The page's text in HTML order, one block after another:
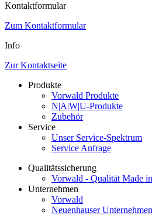
Kontaktformular
Zum Kontaktformular
Info
Zur Kontaktseite
Produkte
Vorwald Produkte
N|A|W|U-Produkte
Zubehör
Service
Unser Service-Spektrum
Service Anfrage
Qualitätssicherung
Vorwald - Qualität Made
Unternehmen
Vorwald
Neuenhauser